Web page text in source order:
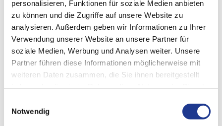
personalisieren, Funktionen für soziale Medien anbieten
zu können und die Zugriffe auf unsere Website zu
analysieren. Außerdem geben wir Informationen zu Ihrer
Verwendung unserer Website an unsere Partner für
soziale Medien, Werbung und Analysen weiter. Unsere
Partner führen diese Informationen möglicherweise mit
weiteren Daten zusammen, die Sie ihnen bereitgestellt
Notwendig
SHARE ARTICLE
您可能也对下面的文章感兴趣